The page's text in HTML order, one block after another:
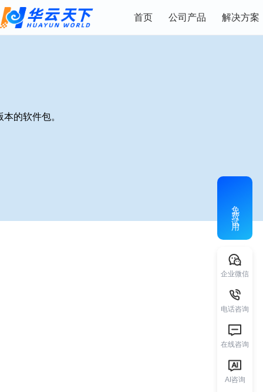
首页 公司产品 解决方案
的软件包。
免费试用
企业微信
电话咨询
在线咨询
AI咨询